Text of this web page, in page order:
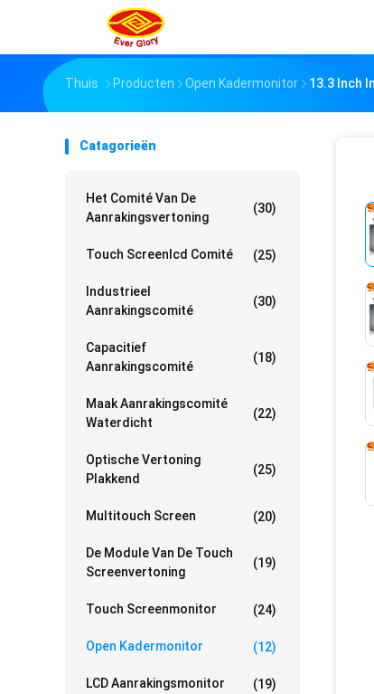
Thuis Producten Open Kadermonitor 13.3 Inch
Catagorieën
Het Comité Van De
Aanrakingsvertoning
(30)
Touch Screenlcd Comité (25)
Industrieel
Aanrakingscomité
(30)
Capacitief
Aanrakingscomité
(18)
Maak Aanrakingscomité
Waterdicht
(22)
Optische Vertoning
Plakkend
(25)
Multitouch Screen (20)
De Module Van De Touch
Screenvertoning
(19)
Touch Screenmonitor (24)
Open Kadermonitor (12)
LCD Aanrakingsmonitor (19)